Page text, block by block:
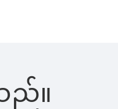
ည်။